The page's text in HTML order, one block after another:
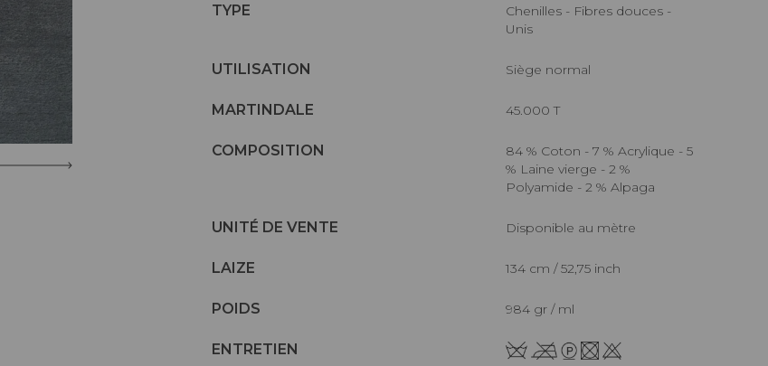
TYPE
Chenilles - Fibres douces -
Unis
UTILISATION Siège normal
MARTINDALE 45.000 T
COMPOSITION
84 % Coton - 7 % Acrylique - 5
% Laine vierge - 2 %
Polyamide - 2 % Alpaga
UNITÉ DE VENTE Disponible au mètre
LAIZE 134 cm / 52,75 inch
POIDS 984 gr / ml
ENTRETIEN